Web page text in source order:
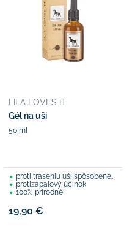
LILA LOVES IT
Gél na uši
50 ml
proti traseniu uší spôsobenému zápalom
protizápalový účinok
100% prírodné
19,90 €